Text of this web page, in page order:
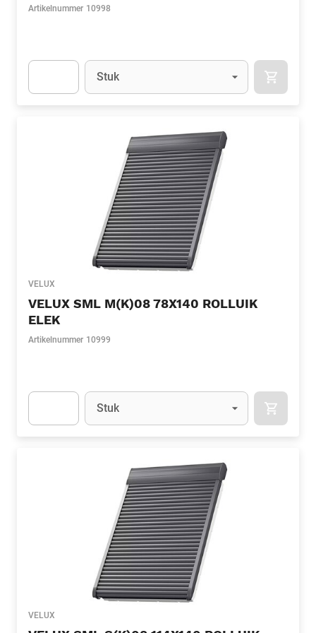
Artikelnummer 10998
Eenheid
Stuk
VELUX
VELUX SML M(K)08 78X140 ROLLUIK
ELEK
Artikelnummer 10999
Eenheid
Stuk
VELUX